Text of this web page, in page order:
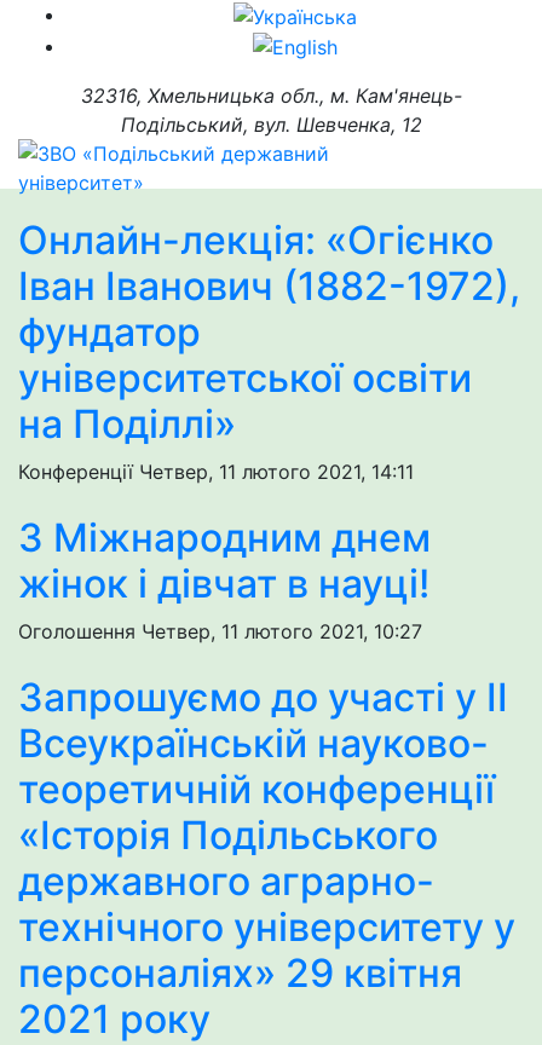
32316, Хмельницька обл., м. Кам'янець-
Подільський, вул. Шевченка, 12
Онлайн-лекція: «Огієнко
Іван Іванович (1882-1972),
фундатор
університетської освіти
на Поділлі»
Конференції Четвер, 11 лютого 2021, 14:11
З Міжнародним днем
жінок і дівчат в науці!
Оголошення Четвер, 11 лютого 2021, 10:27
Запрошуємо до участі у ІІ
Всеукраїнській науково-
теоретичній конференції
«Історія Подільського
державного аграрно-
технічного університету у
персоналіях» 29 квітня
2021 року